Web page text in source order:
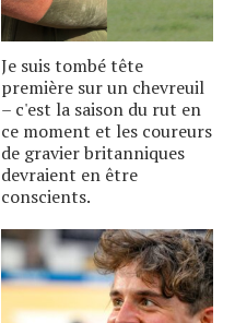
Je suis tombé tête
première sur un chevreuil
– c'est la saison du rut en
ce moment et les coureurs
de gravier britanniques
devraient en être
conscients.